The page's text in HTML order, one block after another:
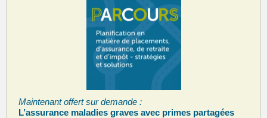
Maintenant offert sur demande :
L’assurance maladies graves avec primes partagées